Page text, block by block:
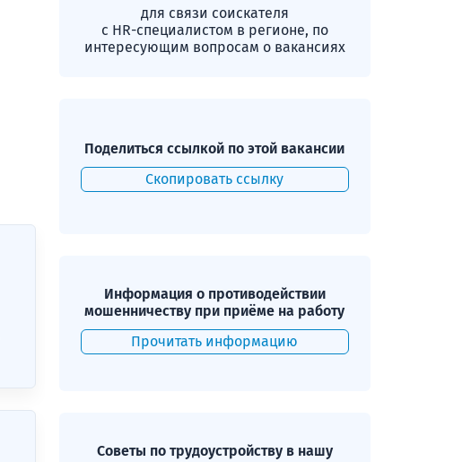
для связи соискателя
с HR-специалистом в регионе, по
интересующим вопросам о вакансиях
Поделиться ссылкой по этой вакансии
Скопировать ссылку
Информация о противодействии
мошенничеству при приёме на работу
Прочитать информацию
Советы по трудоустройству в нашу